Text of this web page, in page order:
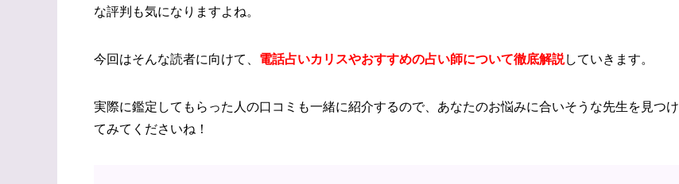
な評判も気になりますよね。
今回はそんな読者に向けて、 電話占いカリスやおすすめの占い師について徹底解説していきます。
実際に鑑定してもらった人の口コミも一緒に紹介するので、あなたのお悩みに合いそうな先生を見つけ
てみてくださいね！